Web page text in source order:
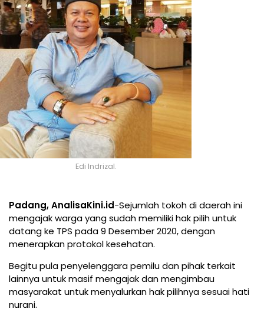
Edi Indrizal.
Padang, AnalisaKini.id-Sejumlah tokoh di daerah ini
mengajak warga yang sudah memiliki hak pilih untuk
datang ke TPS pada 9 Desember 2020, dengan
menerapkan protokol kesehatan.
Begitu pula penyelenggara pemilu dan pihak terkait
lainnya untuk masif mengajak dan mengimbau
masyarakat untuk menyalurkan hak pilihnya sesuai hati
nurani.